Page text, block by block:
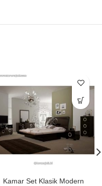
Kamar Set Klasik Modern